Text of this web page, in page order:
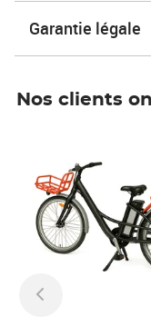
Garantie légale
Nos clients